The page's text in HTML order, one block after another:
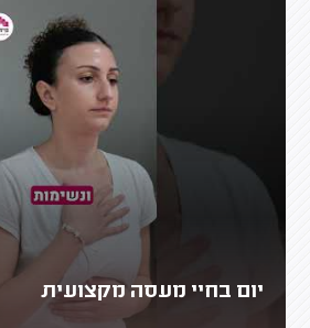
יום בחיי מעסה מקצועית